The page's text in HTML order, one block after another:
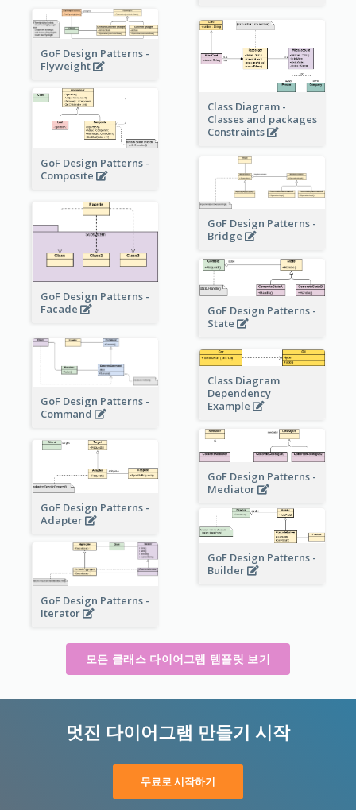
GoF Design Patterns -
Flyweight
Class Diagram -
Classes and packages
Constraints
GoF Design Patterns -
Composite
GoF Design Patterns -
Bridge
GoF Design Patterns -
Facade
GoF Design Patterns -
State
GoF Design Patterns -
Command
Class Diagram
Dependency
Example
GoF Design Patterns -
Mediator
GoF Design Patterns -
Adapter
GoF Design Patterns -
Builder
GoF Design Patterns -
Iterator
모든 클래스 다이어그램 템플릿 보기
멋진 다이어그램 만들기 시작
무료로 시작하기